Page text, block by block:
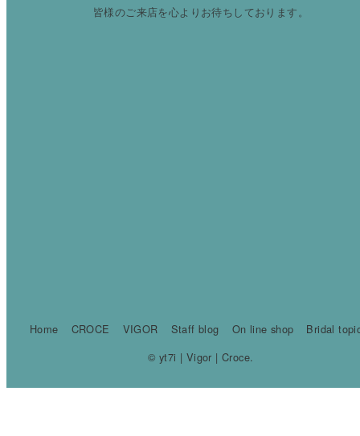
皆様のご来店を心よりお待ちしております。
Home CROCE VIGOR Staff blog On line shop
Bridal
© yt7i | Vigor | Croce.